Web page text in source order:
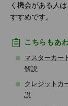
く機会がある人
すすめです。
こちらもあ
マスターカー
解説
クレジットカ
説